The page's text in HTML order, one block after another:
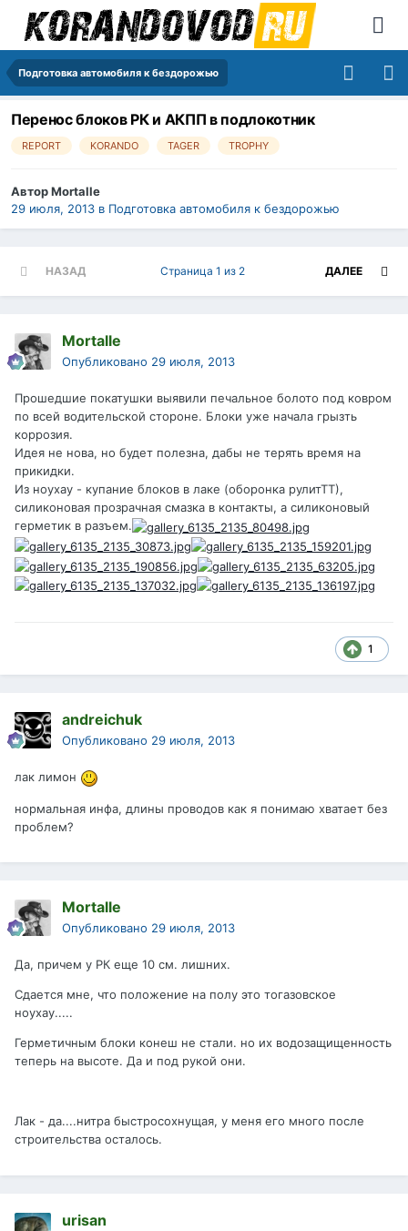
Подготовка автомобиля к бездорожью
Перенос блоков РК и АКПП в подлокотник
REPORT KORANDO TAGER TROPHY
АвторMortalle
29 июля, 2013 в Подготовка автомобиля к бездорожью
НАЗАД ДАЛЕЕ
Страница 1 из 2
Mortalle
Опубликовано 29 июля, 2013
Прошедшие покатушки выявили печальное болото под ковром
по всей водительской стороне. Блоки уже начала грызть
коррозия.
Идея не нова, но будет полезна, дабы не терять время на
прикидки.
Из ноухау - купание блоков в лаке (оборонка рулитТТ),
силиконовая прозрачная смазка в контакты, а силиконовый
герметик в разъем.
1
andreichuk
Опубликовано 29 июля, 2013
лак лимон
нормальная инфа, длины проводов как я понимаю хватает без
проблем?
Mortalle
Опубликовано 29 июля, 2013
Да, причем у РК еще 10 см. лишних.
Сдается мне, что положение на полу это тогазовское
ноухау.....
Герметичным блоки конеш не стали. но их водозащищенность
теперь на высоте. Да и под рукой они.
Лак - да....нитра быстросохнущая, у меня его много после
строительства осталось.
urisan